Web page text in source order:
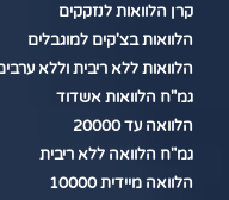
קרן הלוואות לנזקקים
הלוואות בצ'קים למוגבלים
הלוואות ללא ריבית וללא
גמ"ח הלוואות אשדוד
הלוואה עד 20000
גמ"ח הלוואה ללא ריבית
הלוואה מיידית 10000